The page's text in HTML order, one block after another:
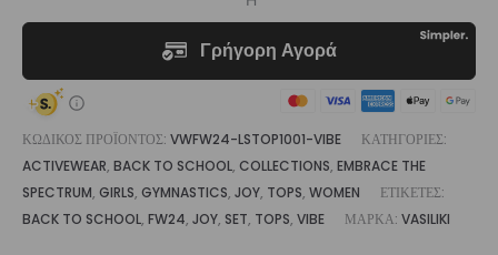
ΚΩΔΙΚΌΣ ΠΡΟΪΌΝΤΟΣ: VWFW24-LSTOP1001-VIBE
ΚΑΤΗΓΟΡΊΕΣ:
ACTIVEWEAR, BACK TO SCHOOL, COLLECTIONS, EMBRACE THE
SPECTRUM, GIRLS, GYMNASTICS, JOY, TOPS, WOMEN
ΕΤΙΚΈΤΕΣ:
BACK TO SCHOOL, FW24, JOY, SET, TOPS, VIBE ΜΆΡΚΑ: VASILIKI